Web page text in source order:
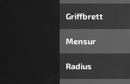
Griffbrett
Mensur
Radius